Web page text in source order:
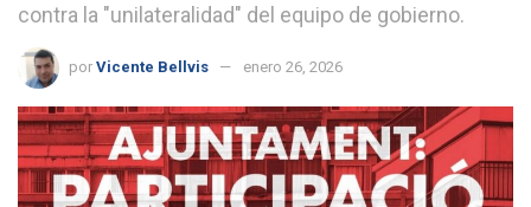
contra la "unilateralidad" del equipo de gobierno.
por Vicente Bellvis enero 26, 2026